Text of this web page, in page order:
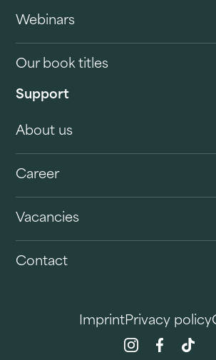
Webinars
Our book titles
Support
About us
Career
Vacancies
Contact
ImprintPrivacy policy